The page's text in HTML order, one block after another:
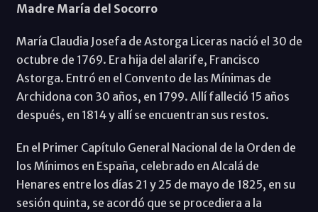
Madre María del Socorro
María Claudia Josefa de Astorga Liceras nació el 30 de
octubre de 1769. Era hija del alarife, Francisco
Astorga. Entró en el Convento de las Mínimas de
Archidona con 30 años, en 1799. Allí falleció 15 años
después, en 1814 y allí se encuentran sus restos.
En el Primer Capítulo General Nacional de la Orden de
los Mínimos en España, celebrado en Alcalá de
Henares entre los días 21 y 25 de mayo de 1825, en su
sesión quinta, se acordó que se procediera a la